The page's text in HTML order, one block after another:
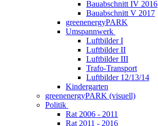
Bauabschnitt IV 2016
Bauabschnitt V 2017
greenenergyPARK
Umspannwerk
Luftbilder I
Luftbilder II
Luftbilder III
Trafo-Transport
Luftbilder 12/13/14
Kindergarten
greenenergyPARK (visuell)
Politik
Rat 2006 - 2011
Rat 2011 - 2016